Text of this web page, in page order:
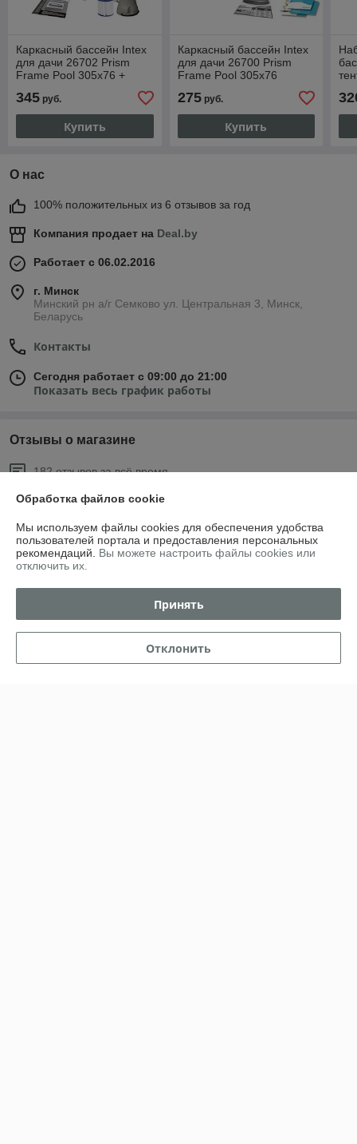
Каркасный бассейн Intex
для дачи 26702 Prism
Frame Pool 305x76 +
345 руб.
Купить
Каркасный бассейн Intex
для дачи 26700 Prism
Frame Pool 305x76
275руб.
Купить
О нас
100% положительных из 6 отзывов за год
Компания продает на Deal.by
Работает с 06.02.2016
г. Минск
Минский рн а/г Семково ул. Центральная 3, Минск,
Беларусь
Контакты
Сегодня работает с 09:00 до 21:00
Показать весь график работы
Отзывы о магазине
182 отзывов за всё время
Олег
Хорошо
Светлана
Обработка файлов cookie
Мы используем файлы cookies для обеспечения удобства
пользователей портала и предоставления персональных
рекомендаций. Вы можете настроить файлы cookies или
отключить их.
Принять
Отклонить